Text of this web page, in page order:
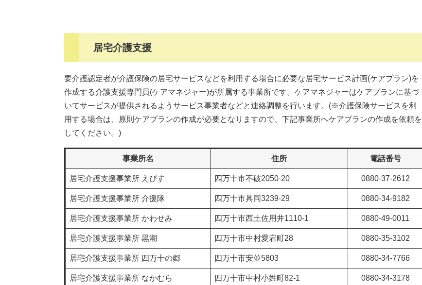
居宅介護支援
要介護認定者が介護保険の居宅サービスなどを利用する場合に必要な居宅サービス計画(ケアプラン)を
作成する介護支援専門員(ケアマネジャー)が所属する事業所です。ケアマネジャーはケアプランに基づ
いてサービスが提供されるようサービス事業者などと連絡調整を行います。(※介護保険サービスを利
用する場合は、原則ケアプランの作成が必要となりますので、下記事業所へケアプランの作成を依頼を
してください。)
事業所名 住所 電話番号
居宅介護支援事業所 えびす 四万十市不破2050-20 0880-37-2612
居宅介護支援事業所 介援隊 四万十市具同3239-29 0880-34-9182
居宅介護支援事業所 かわせみ 四万十市西土佐用井1110-1 0880-49-0011
居宅介護支援事業所 黒潮 四万十市中村愛宕町28 0880-35-3102
居宅介護支援事業所 四万十の郷 四万十市安並5803 0880-34-7766
居宅介護支援事業所 なかむら 四万十市中村小姓町82-1 0880-34-3178